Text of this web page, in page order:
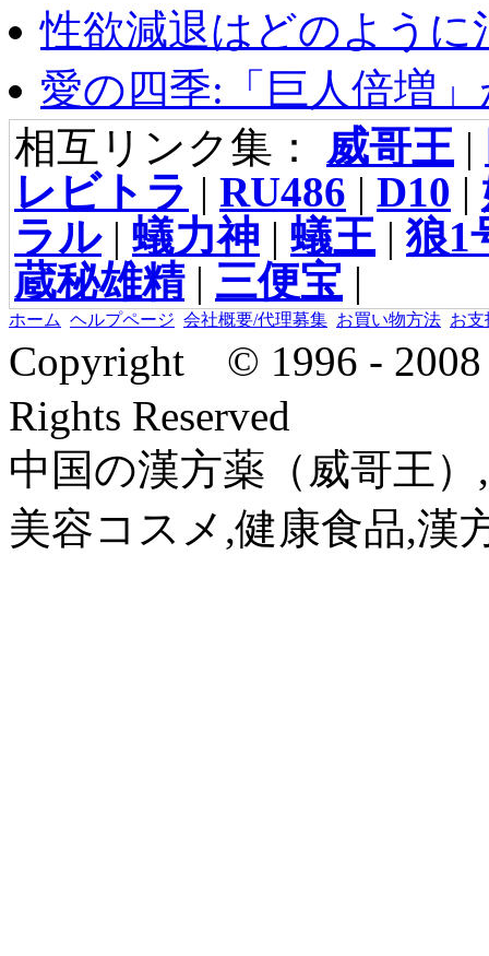
性欲減退はどのように
愛の四季:「巨人倍増
相互リンク集： 威哥王 |
レビトラ | RU486 | D10 |
ラル| 蟻力神 | 蟻王 |狼1
蔵秘雄精| 三便宝 |
ホーム ヘルプページ 会社概要/代理募集 お買い物方法 お支
Copyright © 1996 -
Rights Reserved
中国の漢方薬（威哥王
美容コスメ,健康食品,漢